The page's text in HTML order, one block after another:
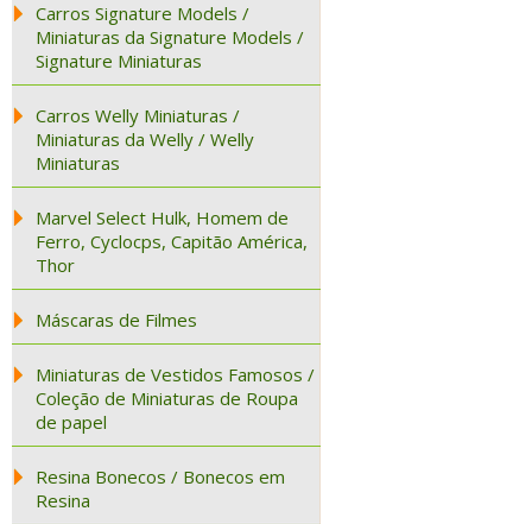
Carros Signature Models /
Miniaturas da Signature Models /
Signature Miniaturas
Carros Welly Miniaturas /
Miniaturas da Welly / Welly
Miniaturas
Marvel Select Hulk, Homem de
Ferro, Cyclocps, Capitão América,
Thor
Máscaras de Filmes
Miniaturas de Vestidos Famosos /
Coleção de Miniaturas de Roupa
de papel
Resina Bonecos / Bonecos em
Resina